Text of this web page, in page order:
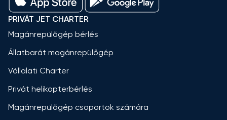
PRIVÁT JET CHARTER
Magánrepülőgép bérlés
Állatbarát magánrepülőgép
Vállalati Charter
Privát helikopterbérlés
Magánrepülőgép csoportok számára